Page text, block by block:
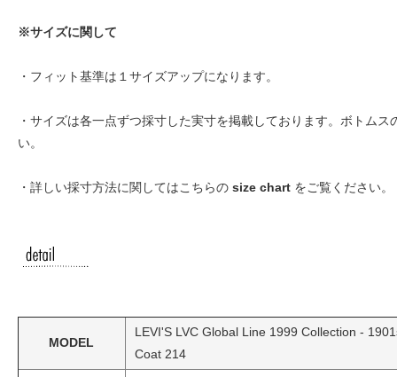
※サイズに関して
・フィット基準は１サイズアップになります。
・サイズは各一点ずつ採寸した実寸を掲載しております。ボトム
い。
・詳しい採寸方法に関してはこちらの size chart をご覧ください。
MODEL
LEVI'S LVC Global Line 1999 Collection -
Coat 214